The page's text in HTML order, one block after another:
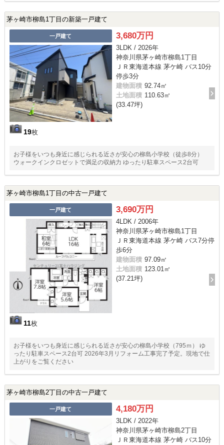
茅ヶ崎市柳島1丁目の新築一戸建て
一戸建て
19枚
3,680万円
3LDK / 2026年
神奈川県茅ヶ崎市柳島1丁目
ＪＲ東海道本線 茅ケ崎 バス10分
停歩3分
建物面積 92.74㎡
土地面積 110.63㎡
(33.47坪)
お子様をいつも身近に感じられる近さが安心の柳島小学校（徒歩8分）
ウォークインクロゼットで満足の収納力 ゆったり駐車スペース2台可
茅ヶ崎市柳島1丁目の中古一戸建て
一戸建て
11枚
3,690万円
4LDK / 2006年
神奈川県茅ヶ崎市柳島1丁目
ＪＲ東海道本線 茅ケ崎 バス7分停
歩6分
建物面積 97.09㎡
土地面積 123.01㎡
(37.21坪)
お子様をいつも身近に感じられる近さが安心の柳島小学校（795ｍ） ゆ
ったり駐車スペース2台可 2026年3月リフォーム工事完了予定。現地で仕
上がりをご覧ください
茅ヶ崎市柳島2丁目の中古一戸建て
一戸建て 4,180万円
3LDK / 2022年
神奈川県茅ヶ崎市柳島2丁目
ＪＲ東海道本線 茅ケ崎 バス10分